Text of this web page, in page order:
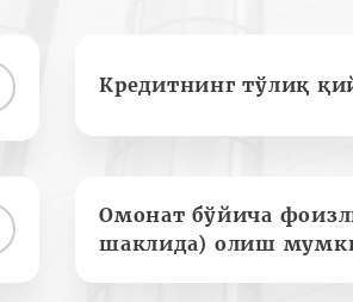
Кредитнинг тўлиқ
Омонат бўйича
шаклида) олиш